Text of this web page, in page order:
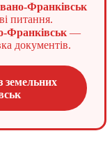
Франківськ
питання.
Франківськ —
документів.
земельних